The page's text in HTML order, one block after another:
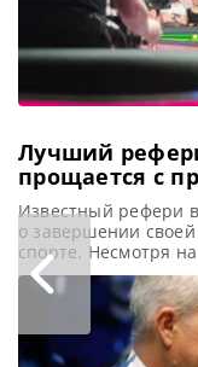
Лучший
прощается с
трогательном
Известный рефери
о завершении
спорте. Несмотря
участвовать в
родной стране
Лучший рефери по
своем уходе из
продолжит играть